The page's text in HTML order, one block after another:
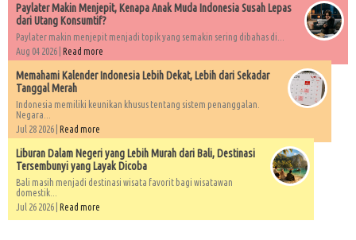
Paylater Makin Menjepit, Kenapa Anak Muda Indonesia Susah Lepas
dari Utang Konsumtif?
Paylater makin menjepit menjadi topik yang semakin sering dibahas di...
Aug 04 2026 | Read more
Memahami Kalender Indonesia Lebih Dekat, Lebih dari Sekadar
Tanggal Merah
Indonesia memiliki keunikan khusus tentang sistem penanggalan.
Negara...
Jul 28 2026 | Read more
Liburan Dalam Negeri yang Lebih Murah dari Bali, Destinasi
Tersembunyi yang Layak Dicoba
Bali masih menjadi destinasi wisata favorit bagi wisatawan
domestik...
Jul 26 2026 | Read more